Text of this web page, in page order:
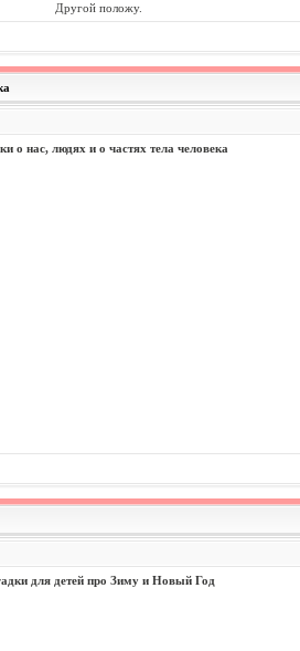
Другой положу.
о нас, людях и о частях тела человека
для детей про Зиму и Новый Год